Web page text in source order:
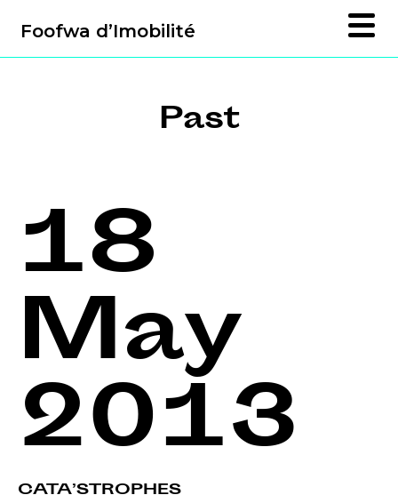
Foofwa d’Imobilité
Past
18
May
2013
CATA’STROPHES